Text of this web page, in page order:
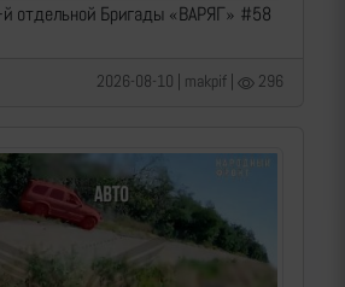
й отдельной Бригады «ВАРЯГ» #58
2026-08-10 | makpif | 296